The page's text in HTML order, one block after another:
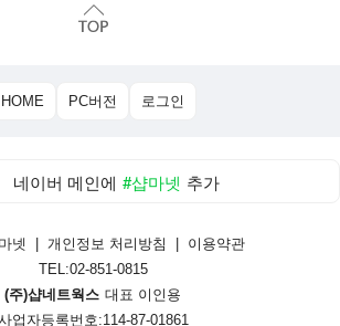
HOME PC버전 로그인
네이버 메인에 #샵마넷 추가
넷 개인정보 처리방침
이용약관
TEL:02-851-0815
(주)샵네트웍스 대표 이인용
업자등록번호:114-87-01861